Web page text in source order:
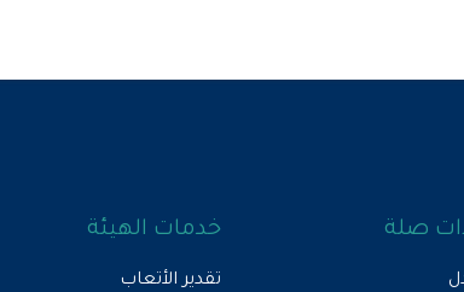
صلة خدمات الهيئة
تقدير الأتعاب